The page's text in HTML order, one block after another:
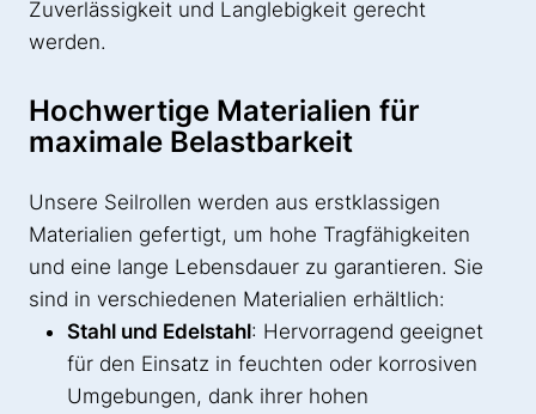
Zuverlässigkeit und Langlebigkeit gerecht
werden.
Hochwertige Materialien für
maximale Belastbarkeit
Unsere Seilrollen werden aus erstklassigen
Materialien gefertigt, um hohe Tragfähigkeiten
und eine lange Lebensdauer zu garantieren. Sie
sind in verschiedenen Materialien erhältlich:
Stahl und Edelstahl: Hervorragend geeignet
für den Einsatz in feuchten oder korrosiven
Umgebungen, dank ihrer hohen